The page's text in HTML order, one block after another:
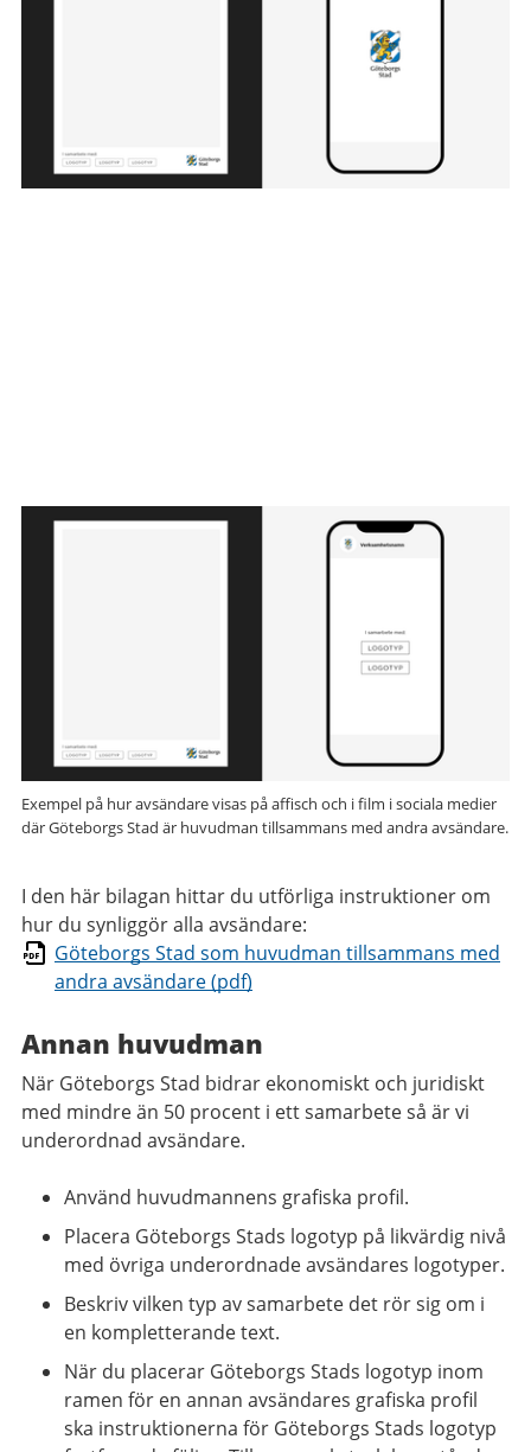
Exempel på hur avsändare visas på affisch och i film i sociala medier
där Göteborgs Stad är huvudman tillsammans med andra avsändare.
I den här bilagan hittar du utförliga instruktioner om
hur du synliggör alla avsändare:
Göteborgs Stad som huvudman tillsammans med
andra avsändare (pdf)
Annan huvudman
När Göteborgs Stad bidrar ekonomiskt och juridiskt
med mindre än 50 procent i ett samarbete så är vi
underordnad avsändare.
Använd huvudmannens grafiska profil.
Placera Göteborgs Stads logotyp på likvärdig nivå
med övriga underordnade avsändares logotyper.
Beskriv vilken typ av samarbete det rör sig om i
en kompletterande text.
När du placerar Göteborgs Stads logotyp inom
ramen för en annan avsändares grafiska profil
ska instruktionerna för Göteborgs Stads logotyp